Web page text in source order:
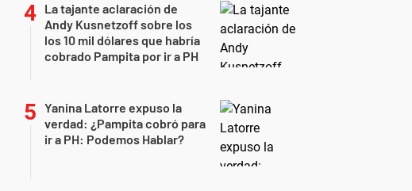
La tajante aclaración de
Andy Kusnetzoff sobre los
los 10 mil dólares que habría
cobrado Pampita por ir a PH
Yanina Latorre expuso la
verdad: ¿Pampita cobró para
ir a PH: Podemos Hablar?